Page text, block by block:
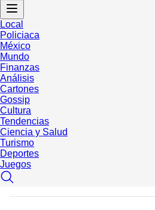
Local
Policiaca
México
Mundo
Finanzas
Análisis
Cartones
Gossip
Cultura
Tendencias
Ciencia y Salud
Turismo
Deportes
Juegos